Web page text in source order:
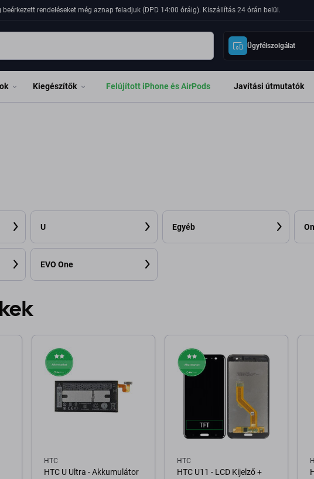
beérkezett rendeléseket még aznap feladjuk (DPD 14:00 óráig). Kiszállítás 24 órán belül.
Ügyfélszolgálat
Kiegészítők Felújított iPhone és AirPods Javítási útmutatók
U Egyéb
EVO One
HTC
HTC U Ultra - Akkumulátor
HTC
HTC U11 - LCD Kijelző +